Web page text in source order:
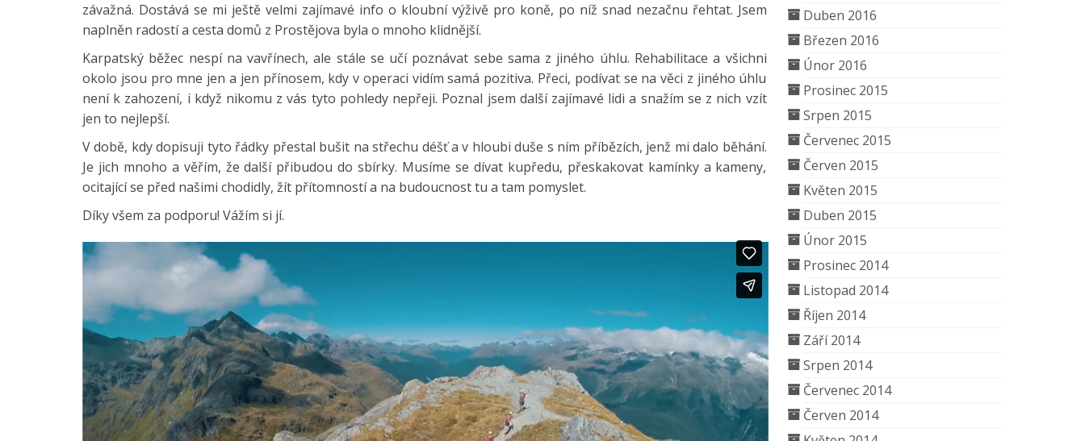
závažná. Dostává se mi ještě velmi zajímavé info o kloubní výživě pro koně, po níž snad nezačnu řehtat. Jsem
naplněn radostí a cesta domů z Prostějova byla o mnoho klidnější.
Karpatský běžec nespí na vavřínech, ale stále se učí poznávat sebe sama z jiného úhlu. Rehabilitace a všichni
okolo jsou pro mne jen a jen přínosem, kdy v operaci vidím samá pozitiva. Přeci, podívat se na věci z jiného úhlu
není k zahození, i když nikomu z vás tyto pohledy nepřeji. Poznal jsem další zajímavé lidi a snažím se z nich vzít
jen to nejlepší.
V době, kdy dopisuji tyto řádky přestal bušit na střechu déšť a v hloubi duše s ním příbězích, jenž mi dalo běhání.
Je jich mnoho a věřím, že další přibudou do sbírky. Musíme se dívat kupředu, přeskakovat kamínky a kameny,
ocitající se před našimi chodidly, žít přítomností a na budoucnost tu a tam pomyslet.
Díky všem za podporu! Vážím si jí.
Duben 2016
Březen 2016
Únor 2016
Prosinec 2015
Srpen 2015
Červenec 2015
Červen 2015
Květen 2015
Duben 2015
Únor 2015
Prosinec 2014
Listopad 2014
Říjen 2014
Září 2014
Srpen 2014
Červenec 2014
Červen 2014